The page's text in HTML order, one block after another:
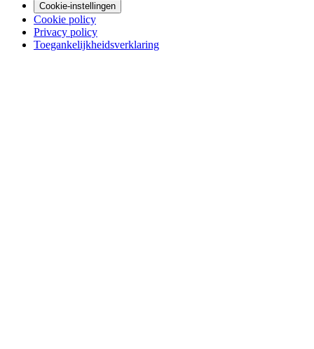
Cookie-instellingen
Cookie policy
Privacy policy
Toegankelijkheidsverklaring